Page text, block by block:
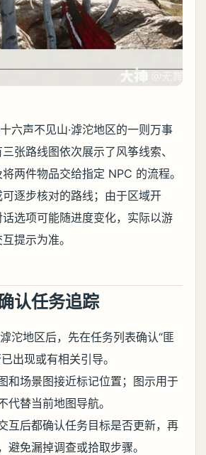
六声不见山·滹沱地区的一则万事
张路线图依次展示了风筝线索、
两件物品交给指定 NPC 的流程。
逐步核对的路线；由于区域开
选项可能随进度变化，实际以游
提示为准。
认任务追踪
沱地区后，先在任务列表确认“匪
出现或有相关引导。
和场景图接近标记位置；图示用于
代替当前地图导航。
互后都确认任务目标是否更新，再
避免漏掉调查或拾取步骤。